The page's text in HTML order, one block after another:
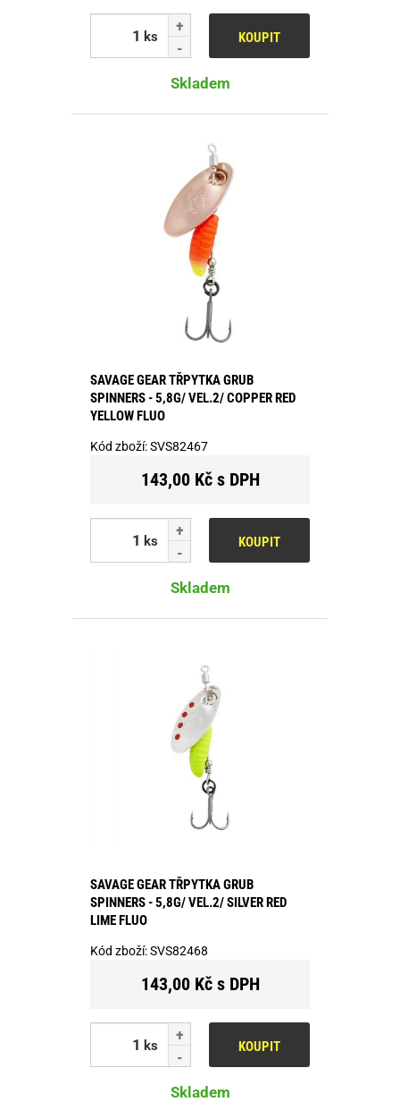
ks KOUPIT
Skladem
SAVAGE GEAR TŘPYTKA GRUB
SPINNERS - 5,8G/ VEL.2/ COPPER RED
YELLOW FLUO
Kód zboží:SVS82467
143,00 Kč s DPH
ks KOUPIT
Skladem
SAVAGE GEAR TŘPYTKA GRUB
SPINNERS - 5,8G/ VEL.2/ SILVER RED
LIME FLUO
Kód zboží:SVS82468
143,00 Kč s DPH
ks KOUPIT
Skladem